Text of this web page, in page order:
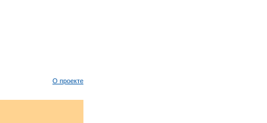
О проекте